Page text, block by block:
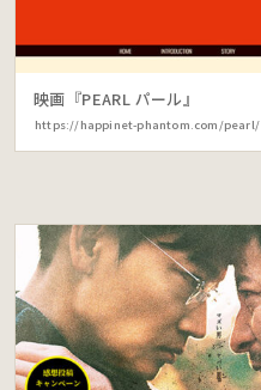
映画『PEARL パール』
https://happinet-phantom.com/pearl/